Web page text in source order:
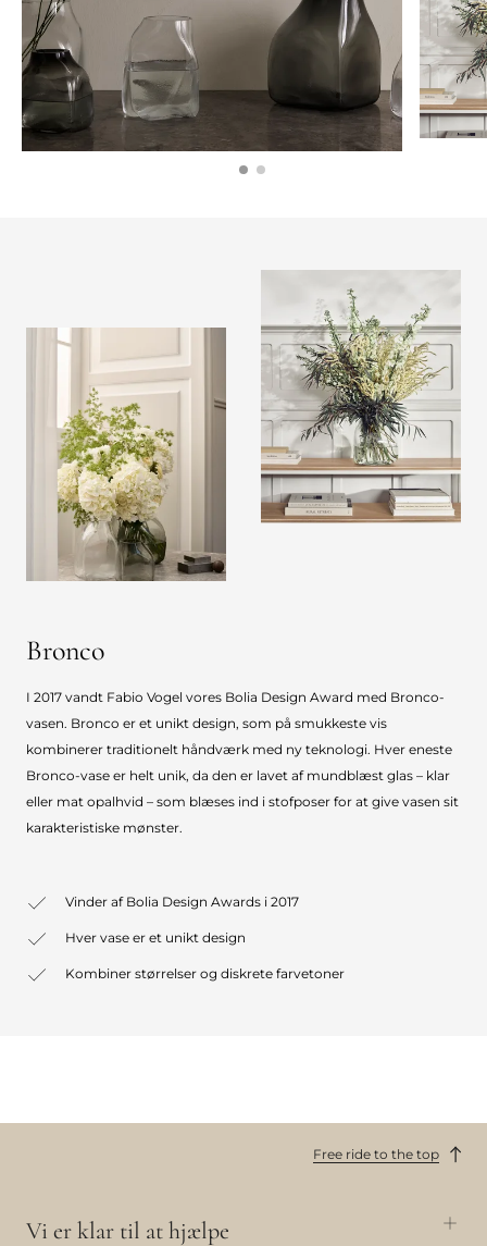
Bronco
I 2017 vandt Fabio Vogel vores Bolia Design Award med Bronco-
vasen. Bronco er et unikt design, som på smukkeste vis
kombinerer traditionelt håndværk med ny teknologi. Hver eneste
Bronco-vase er helt unik, da den er lavet af mundblæst glas – klar
eller mat opalhvid – som blæses ind i stofposer for at give vasen sit
karakteristiske mønster.
Vinder af Bolia Design Awards i 2017
Hver vase er et unikt design
Kombiner størrelser og diskrete farvetoner
Free ride to the top
Vi er klar til at hjælpe